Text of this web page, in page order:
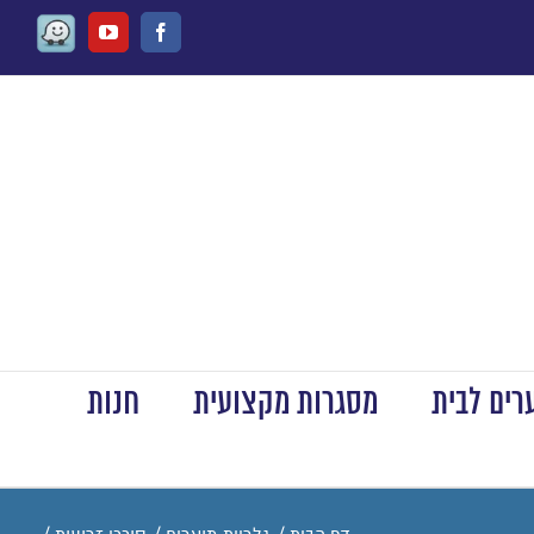
Facebook
Youtube
Waze
לבית מסגרות מקצועית
חנות